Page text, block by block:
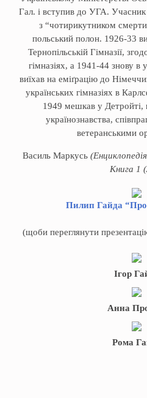
Гал. i вступив до УГА. Учасник
з “чотирикутником
польський полон. 1926-33
Тернопiльськiй Гiмназiї,
гiмназiях, а 1941-44 знову в
виїхав на емiґрацiю до
українських гiмназiях в
1949 мешкав у Детройтi,
українознавства,
ветеранськими
Василь Маркусь
Книга 1
Пилип Гайда
(щоби переглянути
Ігор
Анна
Рома